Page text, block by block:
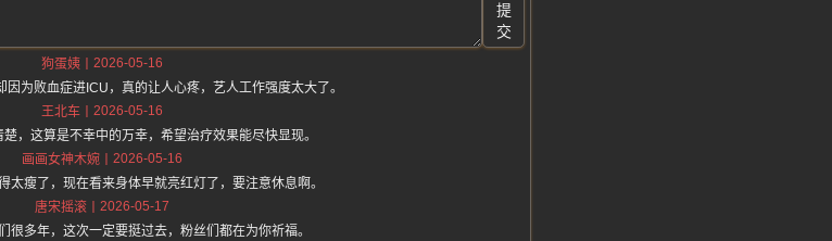
提
交
狗蛋姨
2026-05-16
为败血症进ICU，真的让人心疼，艺人工作强度太大了。
王北车
2026-05-16
，这算是不幸中的万幸，希望治疗效果能尽快显现。
画画女神木婉
2026-05-16
太瘦了，现在看来身体早就亮红灯了，要注意休息啊。
唐宋摇滚
2026-05-17
很多年，这次一定要挺过去，粉丝们都在为你祈福。